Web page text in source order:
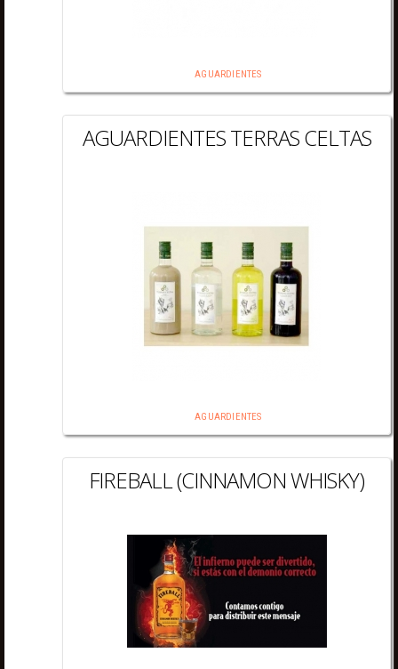
AGUARDIENTES
AGUARDIENTES TERRAS CELTAS
AGUARDIENTES
FIREBALL (CINNAMON WHISKY)